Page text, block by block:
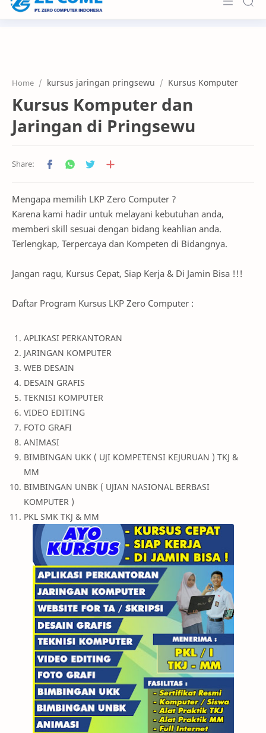
Features
Pricing
RTL Mode
Home kursus jaringan pringsewu Kursus Komputer
Kursus Komputer dan
Jaringan di Pringsewu
Mengapa memilih LKP Zero Computer ?
Karena kami hadir untuk melayani kebutuhan anda,
memberi skill sesuai dengan bidang keahlian anda.
Terlengkap, Terpercaya dan Kompeten di Bidangnya.
Jangan ragu, Kursus Cepat, Siap Kerja & Di Jamin Bisa !!!
Daftar Program Kursus LKP Zero Computer :
APLIKASI PERKANTORAN
JARINGAN KOMPUTER
WEB DESAIN
DESAIN GRAFIS
TEKNISI KOMPUTER
VIDEO EDITING
FOTO GRAFI
ANIMASI
BIMBINGAN UKK ( UJI KOMPETENSI KEJURUAN ) TKJ &
MM
BIMBINGAN UNBK ( UJIAN NASIONAL BERBASI
KOMPUTER )
PKL SMK TKJ & MM